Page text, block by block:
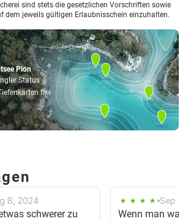
Plön
Status
frei
sind stets die gesetzlichen Vorschriften sowie
dem jeweils gültigen Erlaubnisschein einzuhalten.
8, 2024
schwerer zu
Sep 9,
Wenn man was